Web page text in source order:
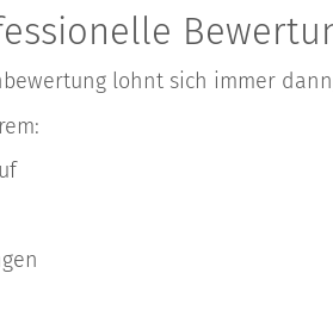
lohnt sich immer